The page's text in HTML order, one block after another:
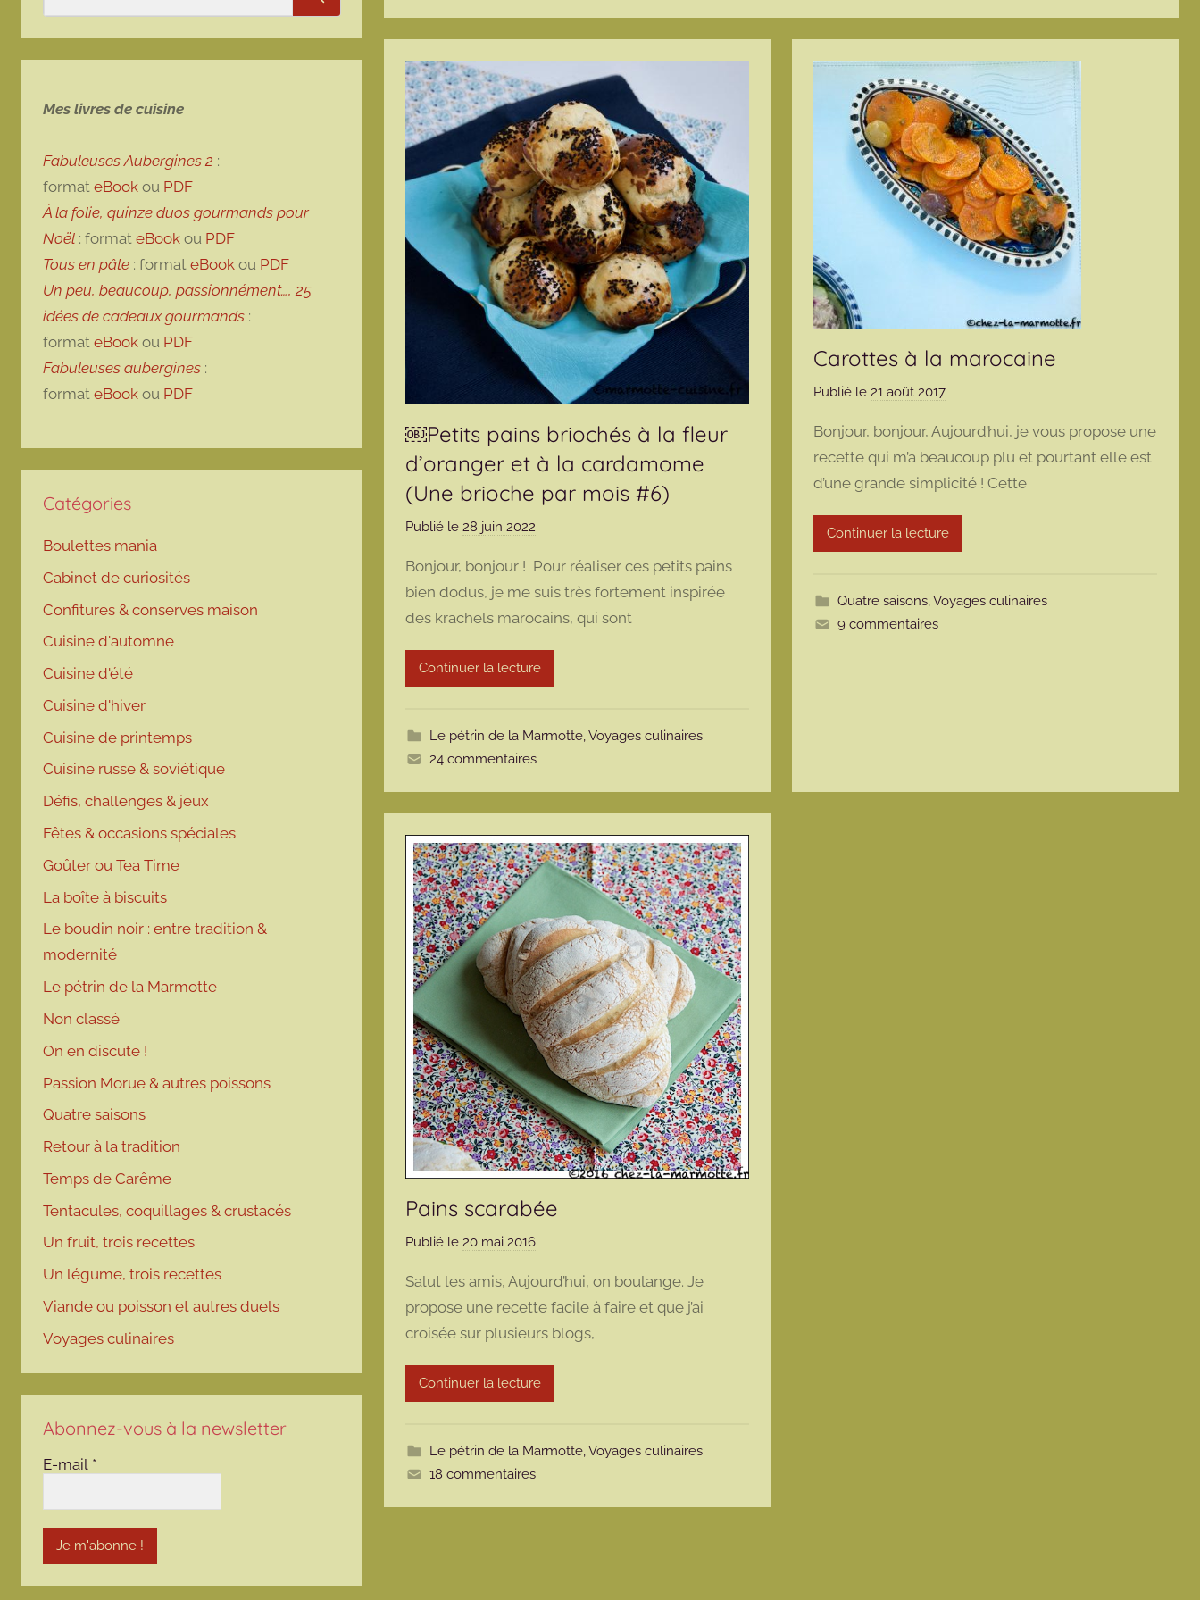
￼Petits pains briochés à la fleur
d’oranger et à la cardamome
(Une brioche par mois #6)
Publié le 28 juin 2022
r
m
a
m
o
t
e
Bonjour, bonjour ! Pour réaliser ces petits pains
bien dodus, je me suis très fortement inspirée
des krachels marocains, qui sont
Continuer la lecture
Le pétrin de la Marmotte,Voyages culinaires
24 commentaires
Carottes à la marocaine
Publié le 21 août 2017p
r
m
a
m
o
t
Bonjour, bonjour, Aujourd’hui, je vous propose une
recette qui m’a beaucoup plu et pourtant elle est
d’une grande simplicité ! Cette
Continuer la lecture
Quatre saisons,Voyages culinaires
9 commentaires
Pains scarabée
Publié le 20 mai 2016p
r
m
a
m
o
t
e
Salut les amis, Aujourd’hui, on boulange. Je
propose une recette facile à faire et que j’ai
croisée sur plusieurs blogs,
Continuer la lecture
Le pétrin de la Marmotte,Voyages culinaires
18 commentaires
Rechercher
Mes livres de cuisine
Fabuleuses Aubergines 2 :
format eBook ou PDF
À la folie, quinze duos gourmands pour
Noël : format eBook ou PDF
Tous en pâte : format eBook ou PDF
Un peu, beaucoup, passionnément…, 25
idées de cadeaux gourmands :
format eBook ou PDF
Fabuleuses aubergines :
format eBook ou PDF
Catégories
Boulettes mania
Cabinet de curiosités
Confitures & conserves maison
Cuisine d'automne
Cuisine d'été
Cuisine d'hiver
Cuisine de printemps
Cuisine russe & soviétique
Défis, challenges & jeux
Fêtes & occasions spéciales
Goûter ou Tea Time
La boîte à biscuits
Le boudin noir : entre tradition &
modernité
Le pétrin de la Marmotte
Non classé
On en discute !
Passion Morue & autres poissons
Quatre saisons
Retour à la tradition
Temps de Carême
Tentacules, coquillages & crustacés
Un fruit, trois recettes
Un légume, trois recettes
Viande ou poisson et autres duels
Voyages culinaires
Abonnez-vous à la newsletter
E-mail *